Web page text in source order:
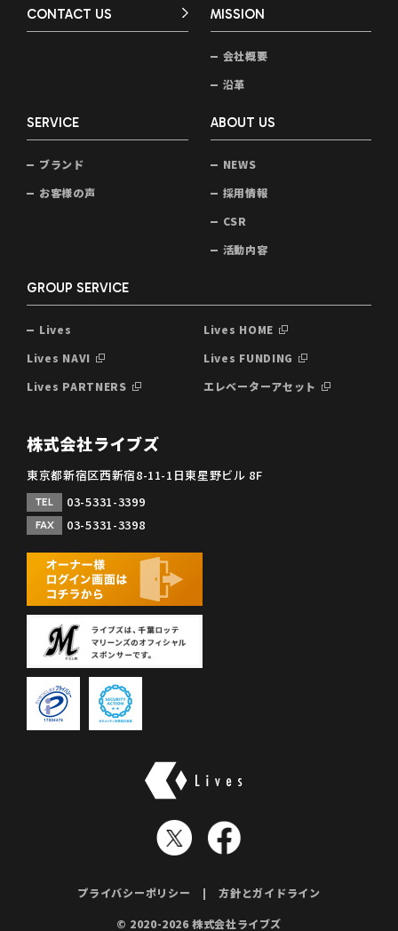
CONTACT US MISSION
会社概要
沿革
SERVICE
ブランド
お客様の声
ABOUT US
NEWS
採用情報
CSR
活動内容
GROUP SERVICE
Lives
Lives HOME
Lives NAVI
Lives FUNDING
Lives PARTNERS
エレベーターアセット
株式会社ライブズ
東京都新宿区西新宿8-11-1日東星野ビル 8F
TEL 03-5331-3399
FAX 03-5331-3398
プライバシーポリシー 方針とガイドライン
© 2020-2026 株式会社ライブズ